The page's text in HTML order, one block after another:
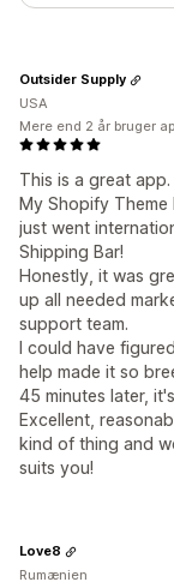
This is a great
My Shopify Theme
just went
Shipping Bar!
Honestly, it was
up all needed
support team.
I could have
help made it so
45 minutes later,
Excellent,
kind of thing and
suits you!
Outsider Supply
USA
Mere end 2 år bruger
Love8
Rumænien